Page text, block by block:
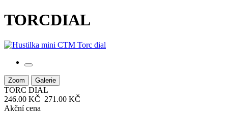
TORCDIAL
Zoom Galerie
TORC DIAL
246.00 KČ 271.00 KČ
Akční cena